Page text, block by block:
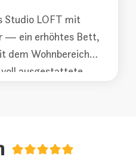
Studio LOFT mit
— ein erhöhtes Bett,
dem Wohnbereich
ausgestattete